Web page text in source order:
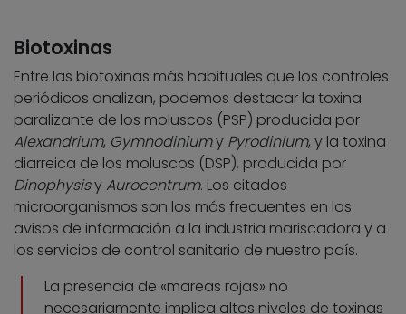
Biotoxinas
Entre las biotoxinas más habituales que los controles
periódicos analizan, podemos destacar la toxina
paralizante de los moluscos (PSP) producida por
Alexandrium, Gymnodiniumy Pyrodinium, y la toxina
diarreica de los moluscos (DSP), producida por
Dinophysisy Aurocentrum. Los citados
microorganismos son los más frecuentes en los
avisos de información a la industria mariscadora y a
los servicios de control sanitario de nuestro país.
La presencia de «mareas rojas» no
necesariamente implica altos niveles de toxinas